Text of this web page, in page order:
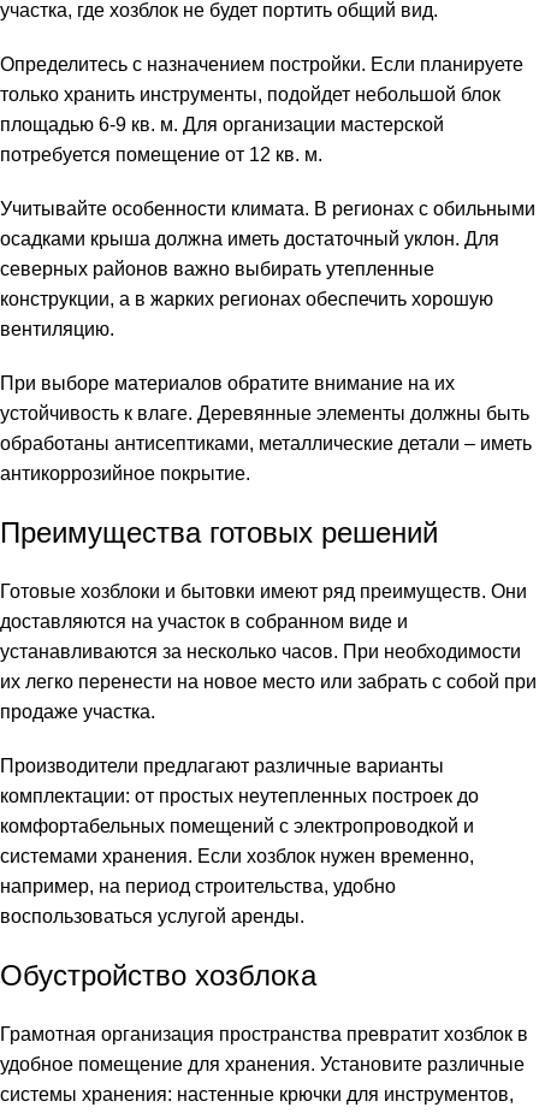
участка, где хозблок не будет портить общий вид.
Определитесь с назначением постройки. Если планируете
только хранить инструменты, подойдет небольшой блок
площадью 6-9 кв. м. Для организации мастерской
потребуется помещение от 12 кв. м.
Учитывайте особенности климата. В регионах с обильными
осадками крыша должна иметь достаточный уклон. Для
северных районов важно выбирать утепленные
конструкции, а в жарких регионах обеспечить хорошую
вентиляцию.
При выборе материалов обратите внимание на их
устойчивость к влаге. Деревянные элементы должны быть
обработаны антисептиками, металлические детали – иметь
антикоррозийное покрытие.
Преимущества готовых решений
Готовые хозблоки и бытовки имеют ряд преимуществ. Они
доставляются на участок в собранном виде и
устанавливаются за несколько часов. При необходимости
их легко перенести на новое место или забрать с собой при
продаже участка.
Производители предлагают различные варианты
комплектации: от простых неутепленных построек до
комфортабельных помещений с электропроводкой и
системами хранения. Если хозблок нужен временно,
например, на период строительства, удобно
воспользоваться услугой аренды.
Обустройство хозблока
Грамотная организация пространства превратит хозблок в
удобное помещение для хранения. Установите различные
системы хранения: настенные крючки для инструментов,